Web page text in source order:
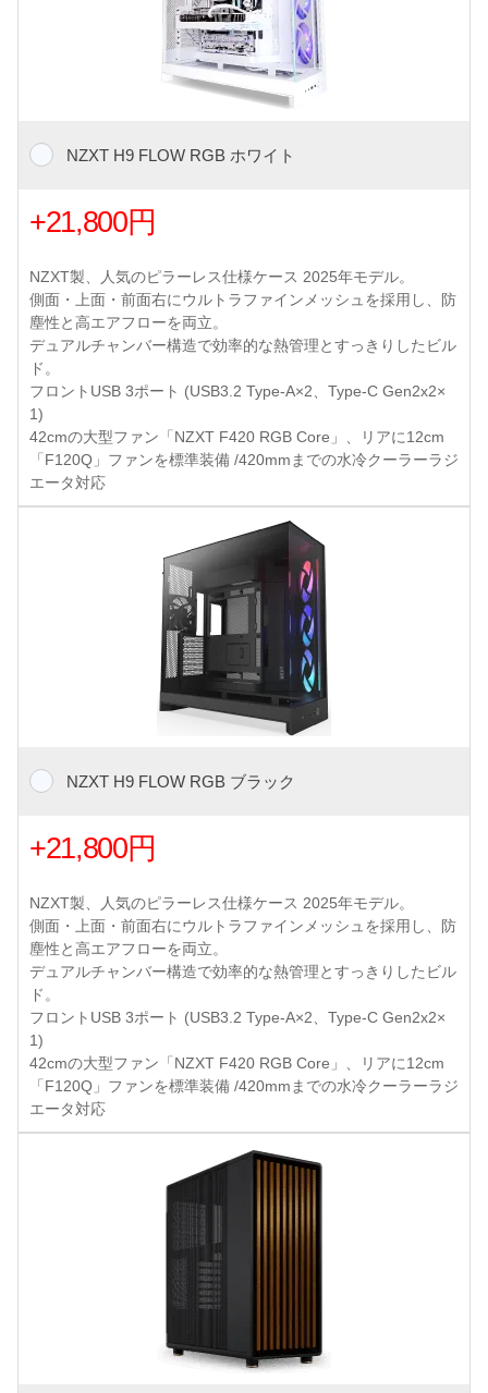
NZXT H9 FLOW RGB ホワイト
+21,800円
NZXT製、人気のピラーレス仕様ケース 2025年モデル。
側面・上面・前面右にウルトラファインメッシュを採用し、防
塵性と高エアフローを両立。
デュアルチャンバー構造で効率的な熱管理とすっきりしたビル
ド。
フロントUSB 3ポート (USB3.2 Type-A×2、Type-C Gen2x2×
1)
42cmの大型ファン「NZXT F420 RGB Core」、リアに12cm
「F120Q」ファンを標準装備 /420mmまでの水冷クーラーラジ
エータ対応
NZXT H9 FLOW RGB ブラック
+21,800円
NZXT製、人気のピラーレス仕様ケース 2025年モデル。
側面・上面・前面右にウルトラファインメッシュを採用し、防
塵性と高エアフローを両立。
デュアルチャンバー構造で効率的な熱管理とすっきりしたビル
ド。
フロントUSB 3ポート (USB3.2 Type-A×2、Type-C Gen2x2×
1)
42cmの大型ファン「NZXT F420 RGB Core」、リアに12cm
「F120Q」ファンを標準装備 /420mmまでの水冷クーラーラジ
エータ対応